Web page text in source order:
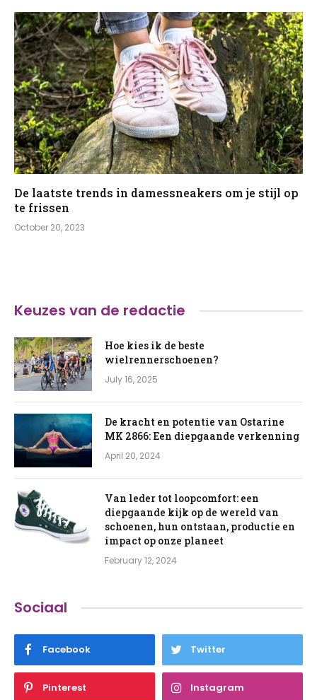
De laatste trends in damessneakers om je stijl op
te frissen
October 20, 2023
Keuzes van de redactie
Hoe kies ik de beste
wielrennerschoenen?
July 16, 2025
De kracht en potentie van Ostarine
MK 2866: Een diepgaande verkenning
April 20, 2024
Van leder tot loopcomfort: een
diepgaande kijk op de wereld van
schoenen, hun ontstaan, productie en
impact op onze planeet
February 12, 2024
Sociaal
Facebook Twitter
Pinterest Instagram